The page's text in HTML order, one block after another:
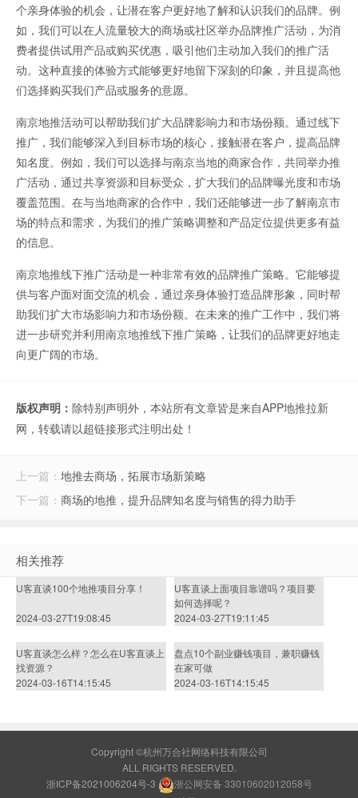
个亲身体验的机会，让潜在客户更好地了解和认识我们的品牌。例
如，我们可以在人流量较大的商场或社区举办品牌推广活动，为消
费者提供试用产品或购买优惠，吸引他们主动加入我们的推广活
动。这种直接的体验方式能够更好地留下深刻的印象，并且提高他
们选择购买我们产品或服务的意愿。
南京地推活动可以帮助我们扩大品牌影响力和市场份额。通过线下
推广，我们能够深入到目标市场的核心，接触潜在客户，提高品牌
知名度。例如，我们可以选择与南京当地的商家合作，共同举办推
广活动，通过共享资源和目标受众，扩大我们的品牌曝光度和市场
覆盖范围。在与当地商家的合作中，我们还能够进一步了解南京市
场的特点和需求，为我们的推广策略调整和产品定位提供更多有益
的信息。
南京地推线下推广活动是一种非常有效的品牌推广策略。它能够提
供与客户面对面交流的机会，通过亲身体验打造品牌形象，同时帮
助我们扩大市场影响力和市场份额。在未来的推广工作中，我们将
进一步研究并利用南京地推线下推广策略，让我们的品牌更好地走
向更广阔的市场。
版权声明： 除特别声明外，本站所有文章皆是来自APP地推拉新
网，转载请以超链接形式注明出处！
上一篇： 地推去商场，拓展市场新策略
下一篇： 商场的地推，提升品牌知名度与销售的得力助手
相关推荐
U客直谈100个地推项目分享！
2024-03-27T19:08:45
U客直谈上面项目靠谱吗？项目要
如何选择呢？
2024-03-27T19:11:45
U客直谈怎么样？怎么在U客直谈上
找资源？
2024-03-16T14:15:45
盘点10个副业赚钱项目，兼职赚钱
在家可做
2024-03-16T14:15:45
Copyright ©杭州万合社网络科技有限公司
ALL RIGHTS RESERVED.
浙ICP备2021006204号-3
浙公网安备 33010602012058号